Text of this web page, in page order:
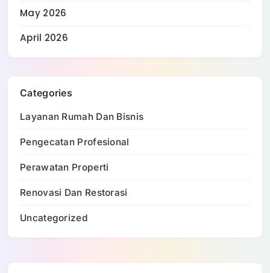
May 2026
April 2026
Categories
Layanan Rumah Dan Bisnis
Pengecatan Profesional
Perawatan Properti
Renovasi Dan Restorasi
Uncategorized